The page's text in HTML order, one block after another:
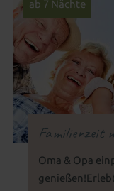
ab 7 Nächte
Familienzeit
Oma & Opa